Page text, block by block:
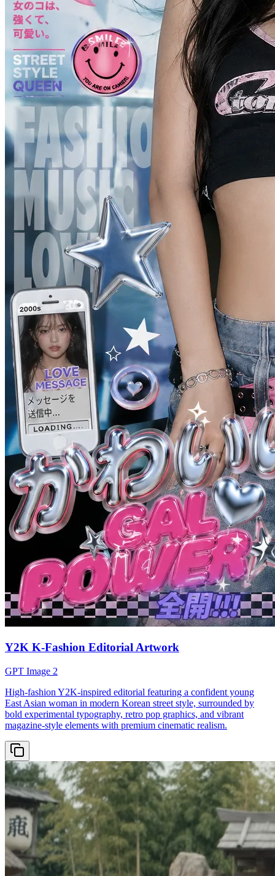
Y2K K-Fashion Editorial Artwork
GPT Image 2
High-fashion Y2K-inspired editorial featuring a confident young
East Asian woman in modern Korean street style, surrounded by
bold experimental typography, retro pop graphics, and vibrant
magazine-style elements with premium cinematic realism.